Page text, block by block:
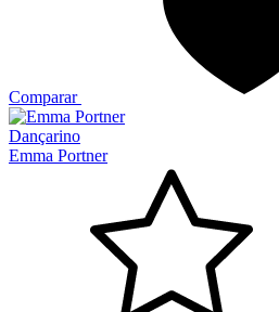
Comparar
Dançarino
Emma Portner